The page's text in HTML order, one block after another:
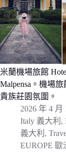
米蘭機場旅館
Malpensa。機場
貴族莊園氛圍。
2026 年 4 月
Italy 義大利 ,
義大利 ,
EUROPE 歐